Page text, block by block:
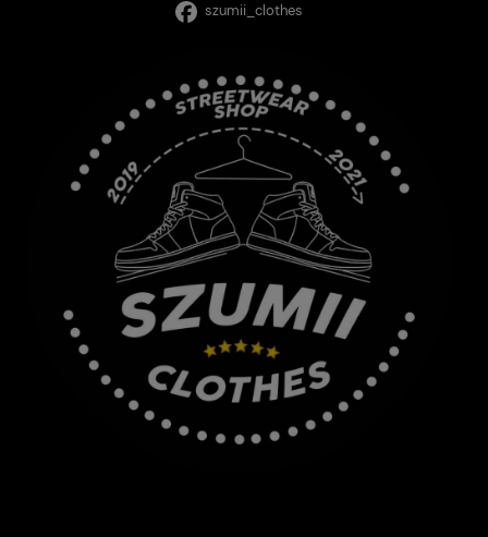
szumii_clothes